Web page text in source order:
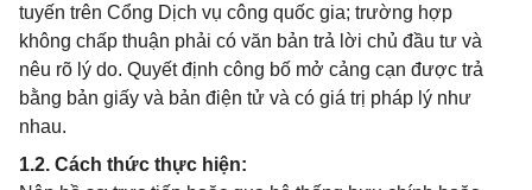
tuyến trên Cổng Dịch vụ công quốc gia; trường hợp
không chấp thuận phải có văn bản trả lời chủ đầu tư và
nêu rõ lý do. Quyết định công bố mở cảng cạn được trả
bằng bản giấy và bản điện tử và có giá trị pháp lý như
nhau.
1.2. Cách thức thực hiện: